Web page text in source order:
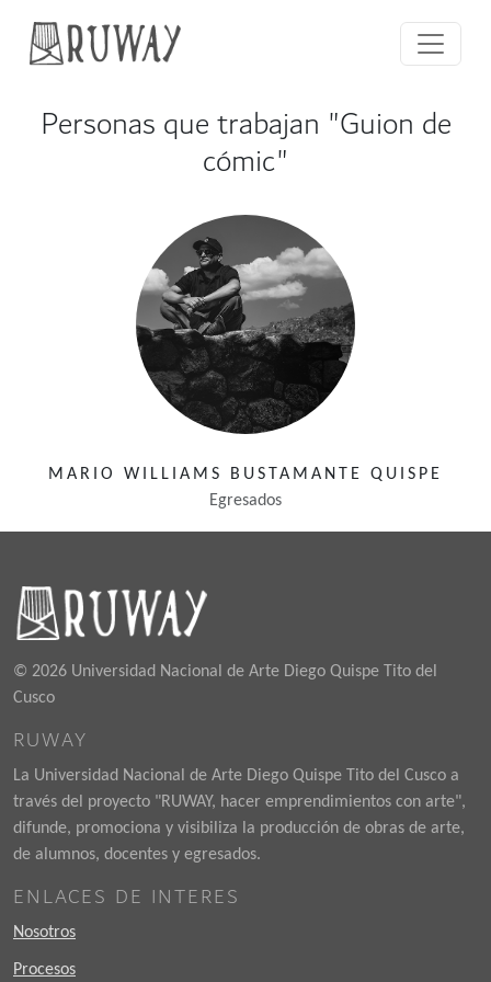
Personas que trabajan "Guion de
cómic"
MARIO WILLIAMS BUSTAMANTE QUISPE
Egresados
© 2026 Universidad Nacional de Arte Diego Quispe Tito del
Cusco
RUWAY
La Universidad Nacional de Arte Diego Quispe Tito del Cusco a
través del proyecto "RUWAY, hacer emprendimientos con arte",
difunde, promociona y visibiliza la producción de obras de arte,
de alumnos, docentes y egresados.
ENLACES DE INTERES
Nosotros
Procesos